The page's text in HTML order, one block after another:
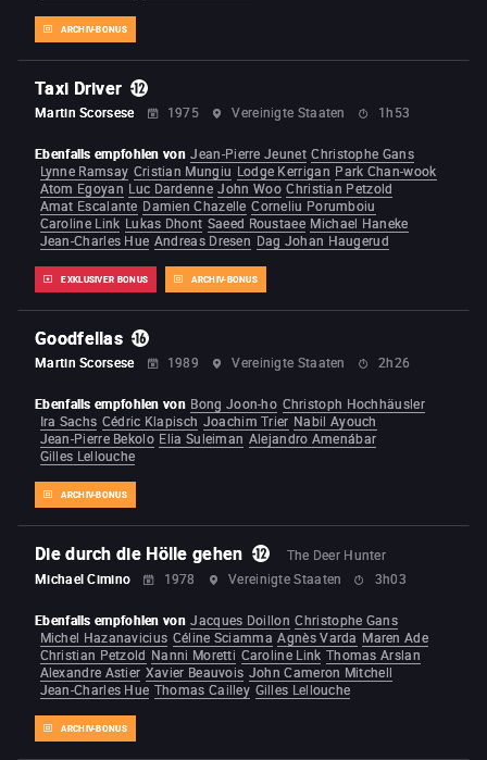
ARCHIV-BONUS
Taxi Driver
Martin Scorsese 1975 Vereinigte Staaten 1h53
EXKLUSIVER BONUS ARCHIV-BONUS
Ebenfalls empfohlen von Jean-Pierre Jeunet Christophe Gans
Lynne Ramsay Cristian Mungiu Lodge Kerrigan Park Chan-wook
Atom Egoyan Luc Dardenne John Woo Christian Petzold
Amat Escalante Damien Chazelle Corneliu Porumboiu
Caroline Link Lukas Dhont Saeed Roustaee Michael Haneke
Jean-Charles Hue Andreas Dresen Dag Johan Haugerud
Goodfellas
Martin Scorsese 1989 Vereinigte Staaten 2h26
ARCHIV-BONUS
Ebenfalls empfohlen von Bong Joon-ho Christoph Hochhäusler
Ira Sachs Cédric Klapisch Joachim Trier Nabil Ayouch
Jean-Pierre Bekolo Elia Suleiman Alejandro Amenábar
Gilles Lellouche
Die durch die Hölle gehen
The Deer Hunter
Michael Cimino
1978 Vereinigte Staaten 3h03
ARCHIV-BONUS
Ebenfalls empfohlen von Jacques Doillon Christophe Gans
Michel Hazanavicius Céline Sciamma Agnès Varda Maren Ade
Christian Petzold Nanni Moretti Caroline Link Thomas Arslan
Alexandre Astier Xavier Beauvois John Cameron Mitchell
Jean-Charles Hue Thomas Cailley Gilles Lellouche